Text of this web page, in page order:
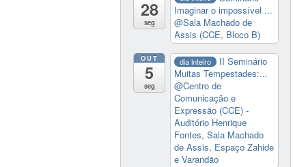
28
seg
Imaginar o impossível ...
@Sala Machado de
Assis (CCE, Bloco B)
OUT
5
seg
dia inteiro
II Seminário
Muitas Tempestades:...
@Centro de
Comunicação e
Expressão (CCE) -
Auditório Henrique
Fontes, Sala Machado
de Assis, Espaço Zahide
e Varandão